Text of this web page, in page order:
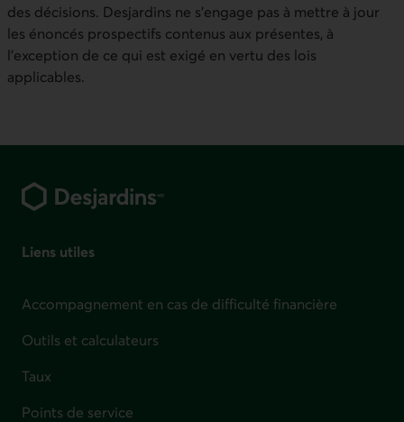
des décisions. Desjardins ne s’engage pas à mettre à jour
les énoncés prospectifs contenus aux présentes, à
l’exception de ce qui est exigé en vertu des lois
applicables.
Liens utiles
Accompagnement en cas de difficulté financière
Outils et calculateurs
Taux
Points de service